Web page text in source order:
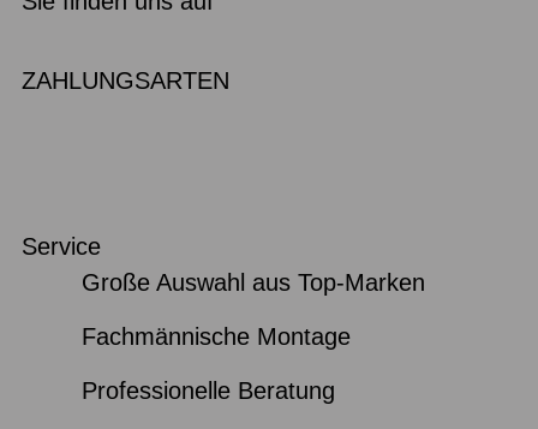
ZAHLUNGSARTEN
Service
Große Auswahl aus Top-Marken
Fachmännische Montage
Professionelle Beratung